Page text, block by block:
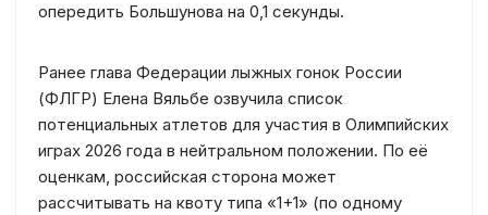
опередить Большунова на 0,1 секунды.
Ранее глава Федерации лыжных гонок России
(ФЛГР) Елена Вяльбе озвучила список
потенциальных атлетов для участия в Олимпийских
играх 2026 года в нейтральном положении. По её
оценкам, российская сторона может
рассчитывать на квоту типа «1+1» (по одному